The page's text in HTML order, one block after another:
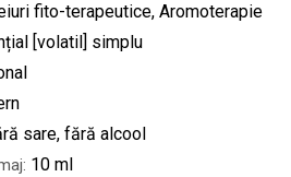
fito-terapeutice, Aromoterapie
[volatil] simplu
sare, fără alcool
10 ml